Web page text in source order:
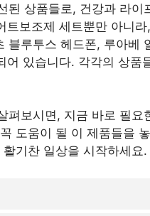
된 상품들로, 건강과 라이
보조제 세트뿐만 아니
루투스 헤드폰, 루아베
어 있습니다. 각각의 상
보시면, 지금 바로 필요
도움이 될 이 제품들을
기찬 일상을 시작하세요.